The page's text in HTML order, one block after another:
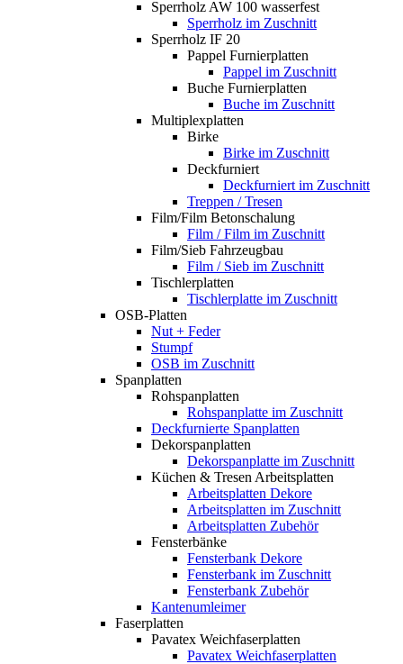
Sperrholz AW 100 wasserfest
Sperrholz im Zuschnitt
Sperrholz IF 20
Pappel Furnierplatten
Pappel im Zuschnitt
Buche Furnierplatten
Buche im Zuschnitt
Multiplexplatten
Birke
Birke im Zuschnitt
Deckfurniert
Deckfurniert im Zuschnitt
Treppen / Tresen
Film/Film Betonschalung
Film / Film im Zuschnitt
Film/Sieb Fahrzeugbau
Film / Sieb im Zuschnitt
Tischlerplatten
Tischlerplatte im Zuschnitt
OSB-Platten
Nut + Feder
Stumpf
OSB im Zuschnitt
Spanplatten
Rohspanplatten
Rohspanplatte im Zuschnitt
Deckfurnierte Spanplatten
Dekorspanplatten
Dekorspanplatte im Zuschnitt
Küchen & Tresen Arbeitsplatten
Arbeitsplatten Dekore
Arbeitsplatten im Zuschnitt
Arbeitsplatten Zubehör
Fensterbänke
Fensterbank Dekore
Fensterbank im Zuschnitt
Fensterbank Zubehör
Kantenumleimer
Faserplatten
Pavatex Weichfaserplatten
Pavatex Weichfaserplatten